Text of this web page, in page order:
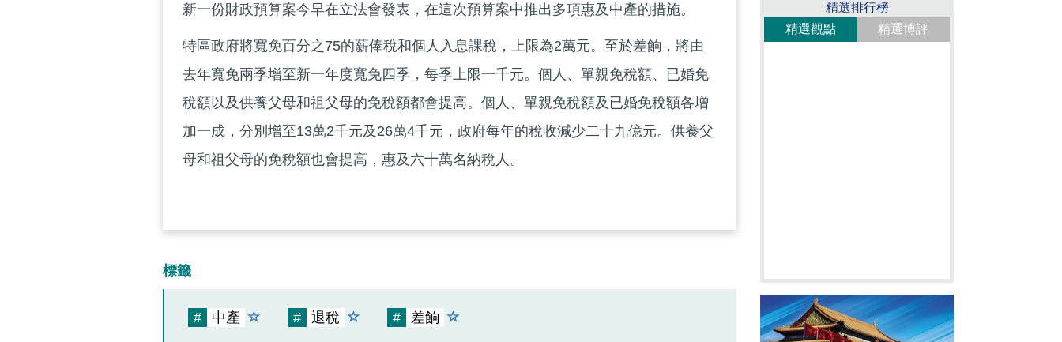
新一份財政預算案今早在立法會發表，在這次預算案中推出多項惠及中產的措施。
特區政府將寬免百分之75的薪俸稅和個人入息課稅，上限為2萬元。至於差餉，將由
去年寬免兩季增至新一年度寬免四季，每季上限一千元。個人、單親免稅額、已婚免
稅額以及供養父母和祖父母的免稅額都會提高。個人、單親免稅額及已婚免稅額各增
加一成，分別增至13萬2千元及26萬4千元，政府每年的稅收減少二十九億元。供養父
母和祖父母的免稅額也會提高，惠及六十萬名納稅人。
標籤
# 中產 # 退稅 # 差餉
精選排行榜
精選觀點
精選博評